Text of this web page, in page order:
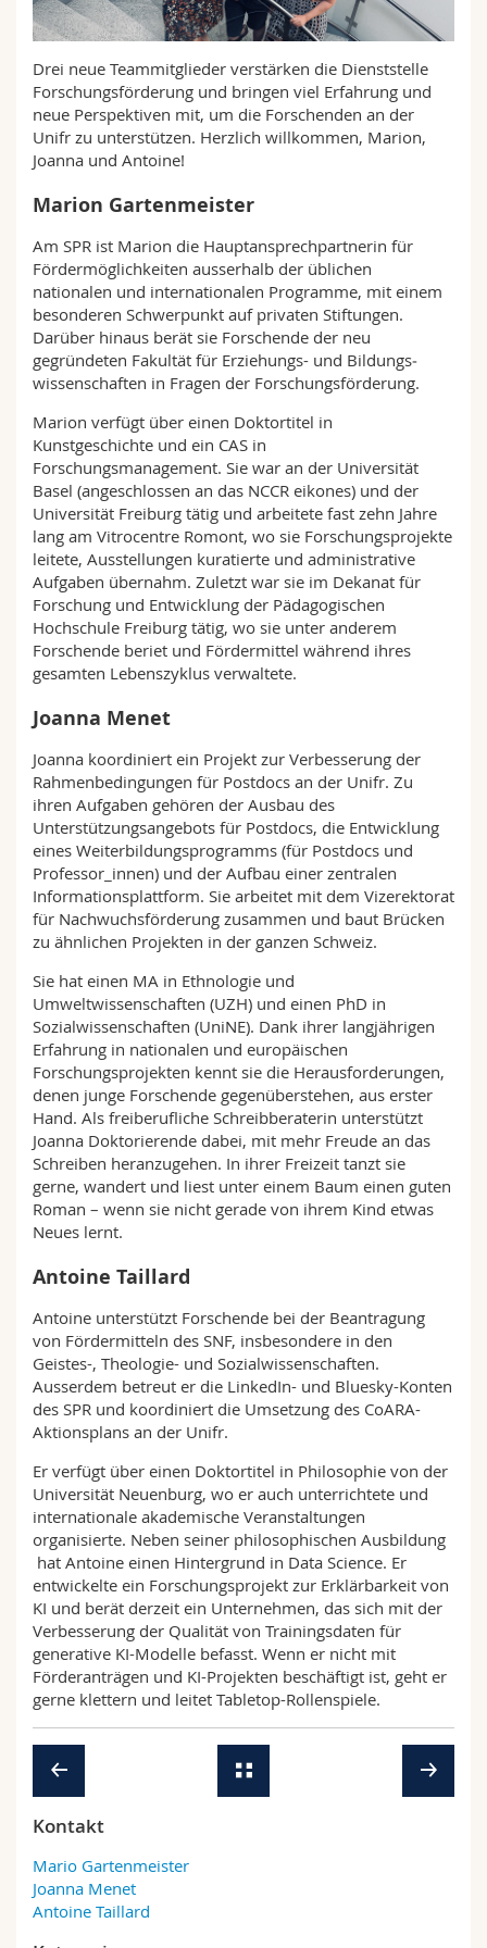
Math.-Nat. und Med. Fak.
Interfakultär
Mitarbeitende
Doktorierende
Webmail
Vorlesungsverzeichnis
MyUnifr
Drei neue Teammitglieder verstärken die Dienststelle
Forschungsförderung und bringen viel Erfahrung und
neue Perspektiven mit, um die Forschenden an der
Unifr zu unterstützen. Herzlich willkommen, Marion,
Joanna und Antoine!
Marion Gartenmeister
Am SPR ist Marion die Hauptansprechpartnerin für
Fördermöglichkeiten ausserhalb der üblichen
nationalen und internationalen Programme, mit einem
besonderen Schwerpunkt auf privaten Stiftungen.
Darüber hinaus berät sie Forschende der neu
gegründeten Fakultät für Erziehungs- und Bildungs­
wissenschaften in Fragen der Forschungsförderung.
Marion verfügt über einen Doktortitel in
Kunstgeschichte und ein CAS in
Forschungsmanagement. Sie war an der Universität
Basel (angeschlossen an das NCCR eikones) und der
Universität Freiburg tätig und arbeitete fast zehn Jahre
lang am Vitrocentre Romont, wo sie Forschungsprojekte
leitete, Ausstellungen kuratierte und administrative
Aufgaben übernahm. Zuletzt war sie im Dekanat für
Forschung und Entwicklung der Pädagogischen
Hochschule Freiburg tätig, wo sie unter anderem
Forschende beriet und Fördermittel während ihres
gesamten Lebenszyklus verwaltete.
Joanna Menet
Joanna koordiniert ein Projekt zur Verbesserung der
Rahmenbedingungen für Postdocs an der Unifr. Zu
ihren Aufgaben gehören der Ausbau des
Unterstützungsangebots für Postdocs, die Entwicklung
eines Weiterbildungsprogramms (für Postdocs und
Professor_innen) und der Aufbau einer zentralen
Informationsplattform. Sie arbeitet mit dem Vizerektorat
für Nachwuchsförderung zusammen und baut Brücken
zu ähnlichen Projekten in der ganzen Schweiz.
Sie hat einen MA in Ethnologie und
Umweltwissenschaften (UZH) und einen PhD in
Sozialwissenschaften (UniNE). Dank ihrer langjährigen
Erfahrung in nationalen und europäischen
Forschungsprojekten kennt sie die Herausforderungen,
denen junge Forschende gegenüberstehen, aus erster
Hand. Als freiberufliche Schreibberaterin unterstützt
Joanna Doktorierende dabei, mit mehr Freude an das
Schreiben heranzugehen. In ihrer Freizeit tanzt sie
gerne, wandert und liest unter einem Baum einen guten
Roman – wenn sie nicht gerade von ihrem Kind etwas
Neues lernt.
Antoine Taillard
Antoine unterstützt Forschende bei der Beantragung
von Fördermitteln des SNF, insbesondere in den
Geistes-, Theologie- und Sozialwissenschaften.
Ausserdem betreut er die LinkedIn- und Bluesky-Konten
des SPR und koordiniert die Umsetzung des CoARA-
Aktionsplans an der Unifr.
Er verfügt über einen Doktortitel in Philosophie von der
Universität Neuenburg, wo er auch unterrichtete und
internationale akademische Veranstaltungen
organisierte. Neben seiner philosophischen Ausbildung
hat Antoine einen Hintergrund in Data Science. Er
entwickelte ein Forschungsprojekt zur Erklärbarkeit von
KI und berät derzeit ein Unternehmen, das sich mit der
Verbesserung der Qualität von Trainingsdaten für
generative KI-Modelle befasst. Wenn er nicht mit
Förderanträgen und KI-Projekten beschäftigt ist, geht er
gerne klettern und leitet Tabletop-Rollenspiele.
Kontakt
Mario Gartenmeister
Joanna Menet
Antoine Taillard